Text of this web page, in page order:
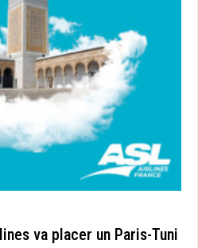
va placer un Paris-Tuni